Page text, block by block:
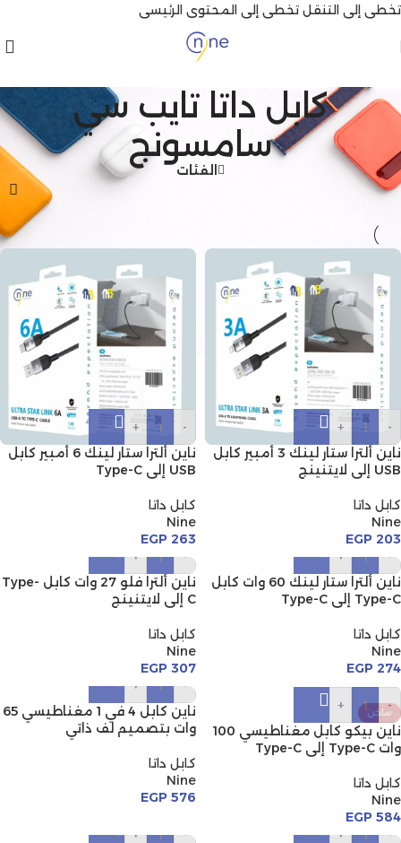
تخطي إلى التنقل تخطي إلى المحتوى الرئيسي
كابل داتا تايب سي
سامسونج
الفئات
الرئيسية
منتجات تحت الوسم “كابل داتا تايب سي سامسونج”
-
+
ناين ألترا ستار لينك 3 أمبير كابل
USB إلى لايتنينج
كابل داتا
Nine
EGP 203
-
+
ناين ألترا ستار لينك 6 أمبير كابل
USB إلى Type-C
كابل داتا
Nine
EGP 263
-
+
ناين ألترا ستار لينك 60 وات كابل
Type-C إلى Type-C
كابل داتا
Nine
EGP 274
-
+
ناين ألترا فلو 27 وات كابل Type-
C إلى لايتنينج
كابل داتا
Nine
EGP 307
ساخن-
+
ناين بيكو كابل مغناطيسي 100
وات Type-C إلى Type-C
كابل داتا
Nine
EGP 584
-
+
ناين كابل 4 في 1 مغناطيسي 65
وات بتصميم لف ذاتي
كابل داتا
Nine
EGP 576
-
+
-
+